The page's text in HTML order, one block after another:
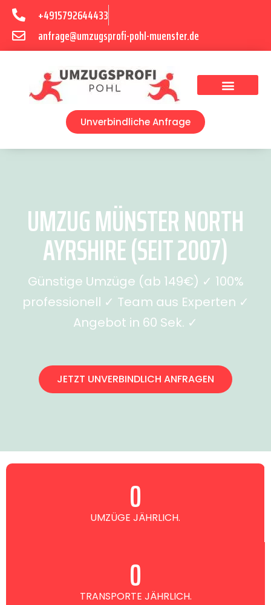
+4915792644433
anfrage@umzugsprofi-pohl-muenster.de
Unverbindliche Anfrage
UMZUG MÜNSTER NORTH
AYRSHIRE (SEIT 2007)
Günstige Umzüge (ab 149€) ✓ 100%
professionell ✓ Team aus Experten ✓
Angebot in 60 Sek. ✓
JETZT UNVERBINDLICH ANFRAGEN
UMZÜGE JÄHRLICH.
0
TRANSPORTE JÄHRLICH.
0